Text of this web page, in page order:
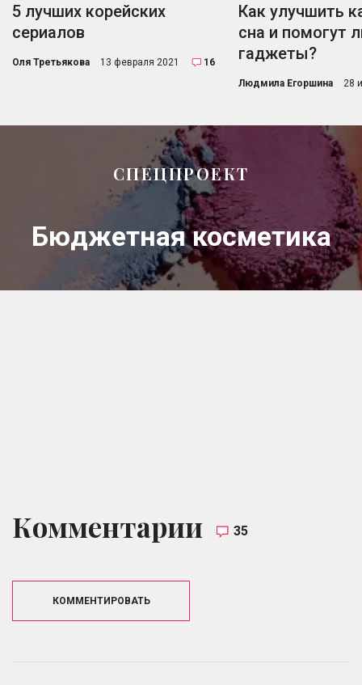
5 лучших корейских
сериалов
Оля Третьякова 13 февраля 2021 16
Как улучшить
сна и помогут
гаджеты?
Людмила Егоршина 28
СПЕЦПРОЕКТ
Бюджетная косметика
Комментарии 35
КОММЕНТИРОВАТЬ